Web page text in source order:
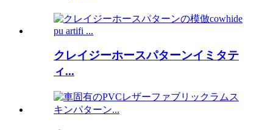
クレイジーホースパターンイミタテ
ィ...